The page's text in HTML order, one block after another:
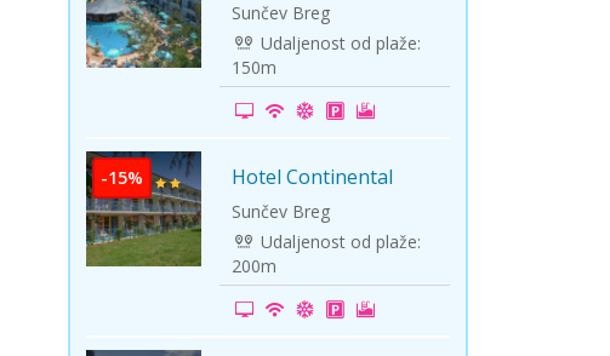
Sunčev Breg
Udaljenost od plaže:
150m
-15% Hotel Continental
Sunčev Breg
Udaljenost od plaže:
200m